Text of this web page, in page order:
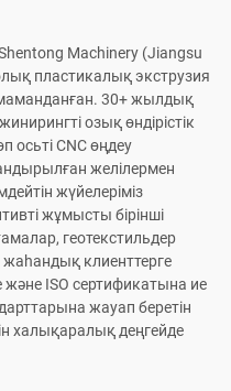
Machinery (Jiangsu
пластикалық экструзия
маманданған. 30+ жылдық
озық өндірістік
осьті CNC өңдеу
желілермен
жүйелеріміз
жұмысты бірінші
геотекстильдер
жаһандық клиенттерге
және ISO сертификатына ие
жауап беретін
халықаралық деңгейде